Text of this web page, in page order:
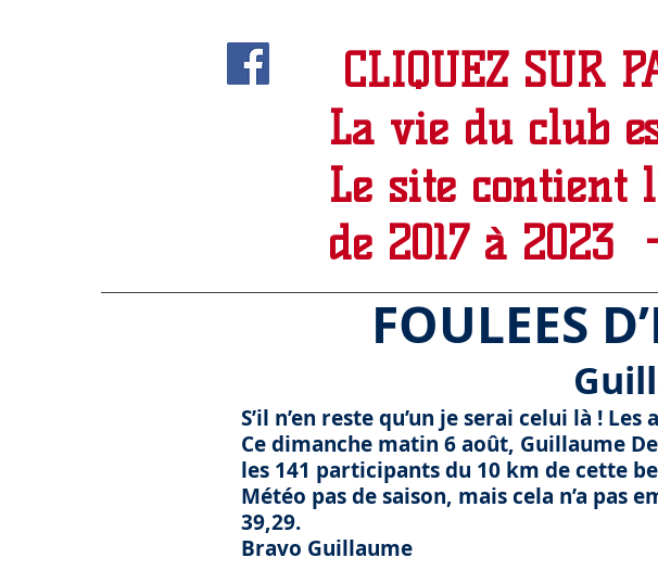
CLIQUEZ SUR
La vie du club
Le site contient
de 2017 à 2023
FOULEES
S’il n’en reste qu’un je serai celui là !
Ce dimanche matin 6 août, Guillaume
les 141 participants du 10 km de cette
Météo pas de saison, mais cela n’a pas
39,29.
Bravo Guillaume